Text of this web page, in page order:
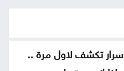
تكشف لاول مرة ..